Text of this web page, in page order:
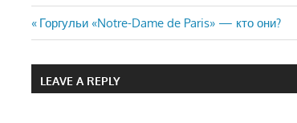
Навигация
по
Previous
Post:
Горгульи «Notre-Dame de Paris» — кто они?
LEAVE A REPLY